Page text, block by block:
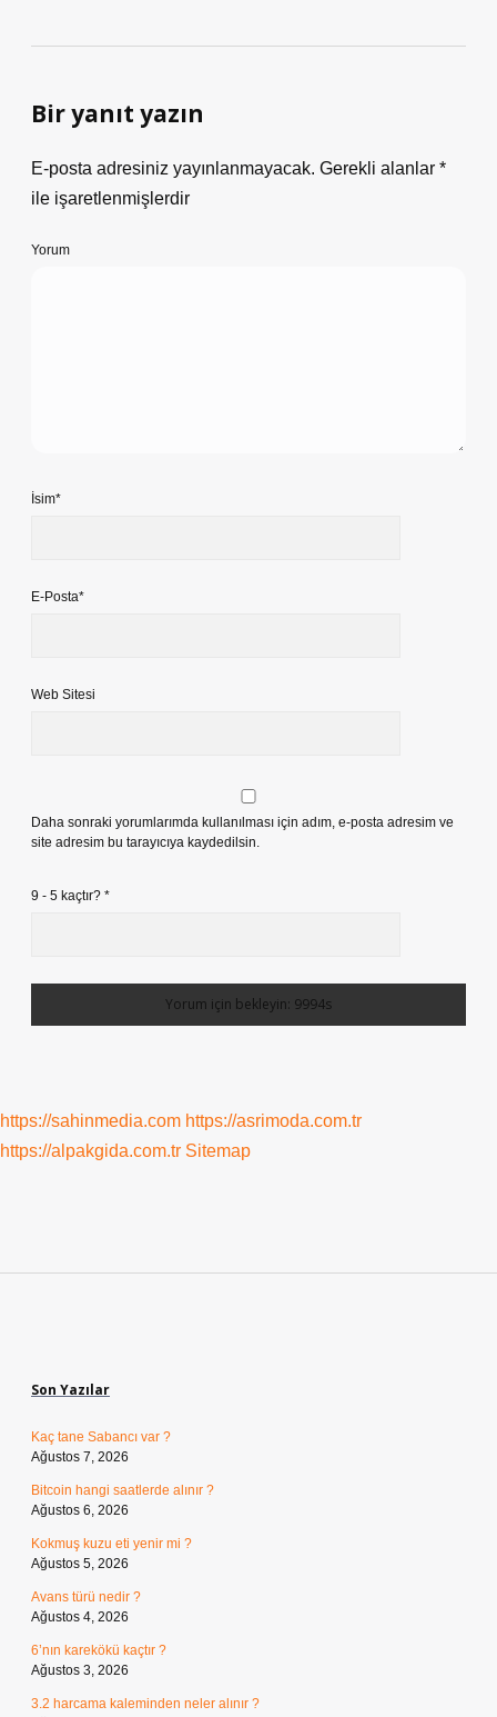
Bir yanıt yazın
E-posta adresiniz yayınlanmayacak. Gerekli alanlar *
ile işaretlenmişlerdir
Yorum
İsim*
E-Posta*
Web Sitesi
Daha sonraki yorumlarımda kullanılması için adım, e-posta adresim ve
site adresim bu tarayıcıya kaydedilsin.
9 - 5 kaçtır? *
https://sahinmedia.com https://asrimoda.com.tr
https://alpakgida.com.tr Sitemap
Son Yazılar
Kaç tane Sabancı var ?
Ağustos 7, 2026
Bitcoin hangi saatlerde alınır ?
Ağustos 6, 2026
Kokmuş kuzu eti yenir mi ?
Ağustos 5, 2026
Avans türü nedir ?
Ağustos 4, 2026
6’nın karekökü kaçtır ?
Ağustos 3, 2026
3.2 harcama kaleminden neler alınır ?